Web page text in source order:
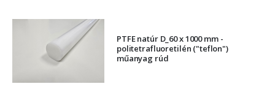
PTFE natúr D_60 x 1000 mm -
politetrafluoretilén ("teflon")
műanyag rúd